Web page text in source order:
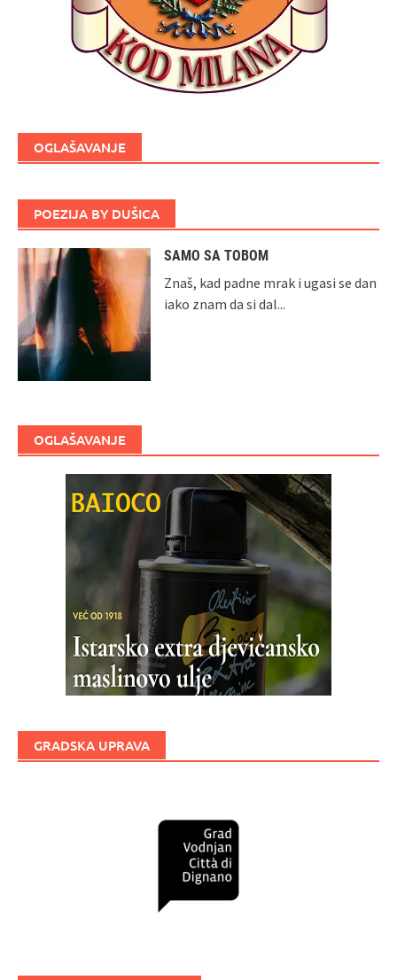
OGLAŠAVANJE
POEZIJA BY DUŠICA
SAMO SA TOBOM
Znaš, kad padne mrak i ugasi se dan
iako znam da si dal...
OGLAŠAVANJE
GRADSKA UPRAVA